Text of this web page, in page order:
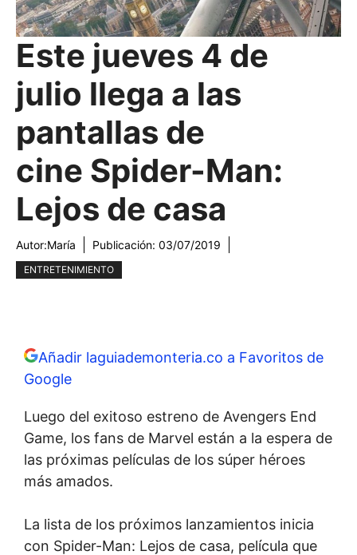
Este jueves 4 de
julio llega a las
pantallas de
cine Spider-Man:
Lejos de casa
Autor:María Publicación: 03/07/2019
ENTRETENIMIENTO
Añadir laguiademonteria.co a Favoritos de
Google
Luego del exitoso estreno de Avengers End
Game, los fans de Marvel están a la espera de
las próximas películas de los súper héroes
más amados.
La lista de los próximos lanzamientos inicia
con Spider-Man: Lejos de casa, película que